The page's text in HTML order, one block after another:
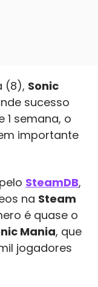
(8), Sonic
sucesso
1 semana, o
importante
SteamDB,
na Steam
é quase o
Mania, que
jogadores